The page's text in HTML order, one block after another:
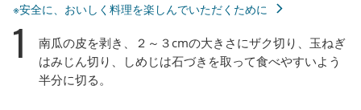
※安全に、おいしく料理を楽しんでいただくために
1
南瓜の皮を剥き、２～３cmの大きさにザク切り、玉ねぎ
はみじん切り、しめじは石づきを取って食べやすいよう
半分に切る。